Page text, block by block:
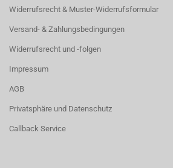
Widerrufsrecht & Muster-Widerrufsformular
Versand- & Zahlungsbedingungen
Widerrufsrecht und -folgen
Impressum
AGB
Privatsphäre und Datenschutz
Callback Service